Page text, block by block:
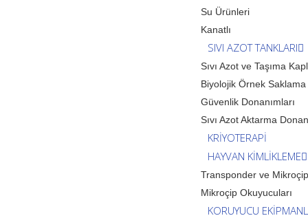
Su Ürünleri
Kanatlı
SIVI AZOT TANKLARI
Sıvı Azot ve Taşıma
Biyolojik Örnek Saklama
Güvenlik Donanımları
Sıvı Azot Aktarma
KRİYOTERAPİ
HAYVAN KİMLİKLEME
Transponder ve
Mikroçip Okuyucuları
KORUYUCU